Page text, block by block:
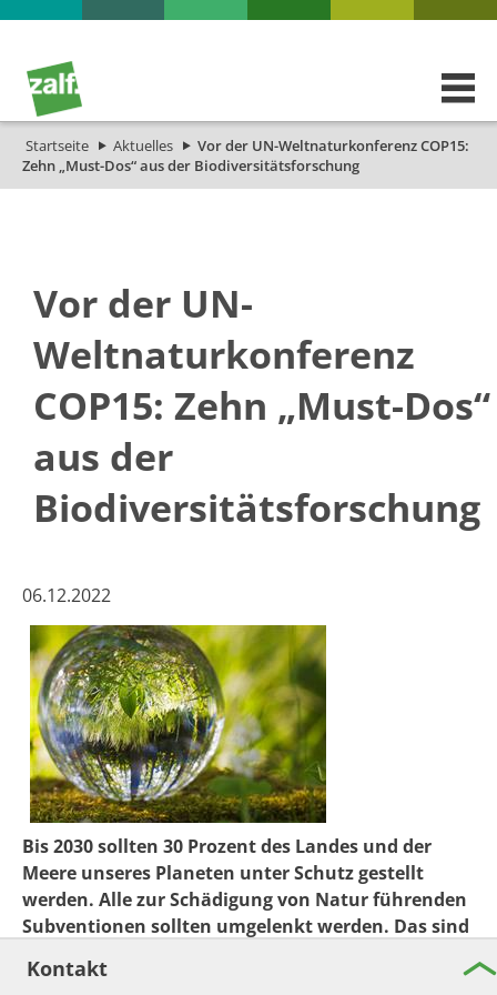
Startseite Aktuelles
Vor der UN-Weltnaturkonferenz COP15:
Zehn „Must-Dos“ aus der Biodiversitätsforschung
Vor der UN-
Weltnaturkonferenz
COP15: Zehn „Must-Dos“
aus der
Biodiversitätsforschung
06.12.2022
Bis 2030 sollten 30 Prozent des Landes und der
Meere unseres Planeten unter Schutz gestellt
werden. Alle zur Schädigung von Natur führenden
Subventionen sollten umgelenkt werden. Das sind
Leibniz-Forschungsnetzwerks Biodiversität. Die
Kontakt